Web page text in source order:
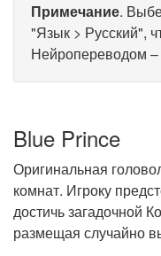
Примечание.
"Язык > Русский",
Нейропереводом –
Blue Prince
Оригинальная
комнат. Игроку
достичь загадочной
размещая случайно